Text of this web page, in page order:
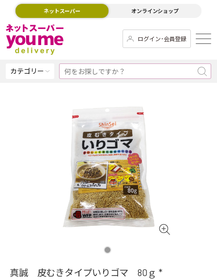
ネットスーパー オンラインショップ
ログイン･会員登録
カテゴリー
真誠 皮むきタイプいりゴマ 80ｇ *